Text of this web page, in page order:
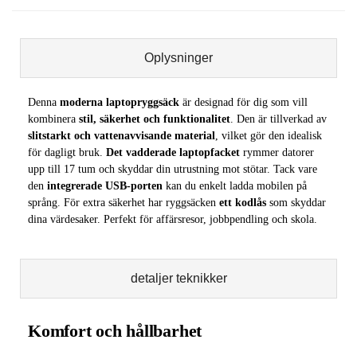
Oplysninger
detaljer teknikker
Denna moderna laptopryggsäck är designad för dig som vill
kombinera stil, säkerhet och funktionalitet . Den är tillverkad av
slitstarkt och vattenavvisande material
, vilket gör den idealisk
för dagligt bruk. Det vadderade laptopfacket rymmer datorer
upp till 17 tum och skyddar din utrustning mot stötar. Tack vare
den integrerade USB-porten kan du enkelt ladda mobilen på
språng. För extra säkerhet har ryggsäcken ett kodlås som skyddar
dina värdesaker. Perfekt för affärsresor, jobbpendling och skola.
Komfort och hållbarhet